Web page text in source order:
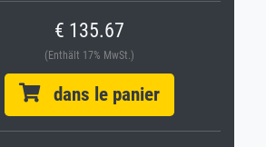
€ 135.67
(Enthält 17% MwSt.)
dans le panier